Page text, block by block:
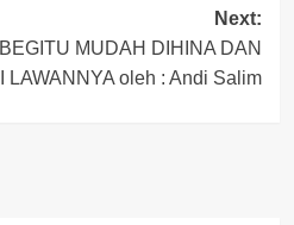
Next:
MUDAH DIHINA DAN
LAWANNYA oleh : Andi Salim